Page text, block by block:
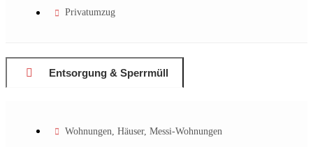
Privatumzug
Entsorgung & Sperrmüll
Wohnungen, Häuser, Messi-Wohnungen